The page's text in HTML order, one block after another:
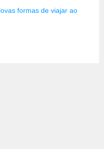
formas de viajar ao